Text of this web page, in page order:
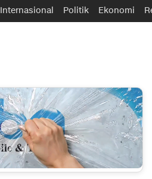
Internasional Politik Ekonomi